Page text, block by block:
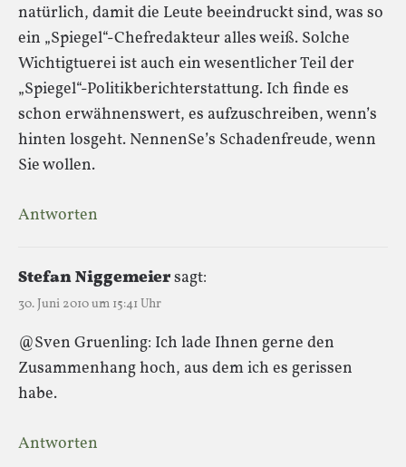
natürlich, damit die Leute beeindruckt sind, was so
ein „Spiegel“-Chefredakteur alles weiß. Solche
Wichtigtuerei ist auch ein wesentlicher Teil der
„Spiegel“-Politikberichterstattung. Ich finde es
schon erwähnenswert, es aufzuschreiben, wenn’s
hinten losgeht. NennenSe’s Schadenfreude, wenn
Sie wollen.
Antworten
Stefan Niggemeiersagt:
30. Juni 2010 um 15:41 Uhr
@Sven Gruenling: Ich lade Ihnen gerne den
Zusammenhang hoch, aus dem ich es gerissen
habe.
Antworten